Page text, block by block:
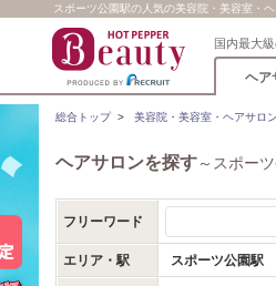
スポーツ公園駅の人気の美容院・美容室・
国内最大
ヘア
総合トップ> 美容院・美容室・ヘアサロ
ヘアサロンを探す～スポー
フリーワード
エリア・駅 スポーツ公園駅